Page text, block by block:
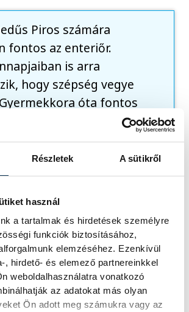
Részletek A sütikről
használ
a tartalmak és hirdetések személyre
funkciók biztosításához,
elemzéséhez. Ezenkívül
, hirdető- és elemező partnereinkkel
weboldalhasználatra vonatkozó
az adatokat más olyan
Ön adott meg számukra vagy az
Piros számára
fontos az enteriőr.
is arra
hogy szépség vegye
óta fontos
a lakberendezés:
építészmérnöknek
ám ő végül a
választotta,
építészet ma is szíve
csak ember van, aki
dolgokat,
legyen is szó. A lényeg,
csináló ember
mai szóval alkotó.